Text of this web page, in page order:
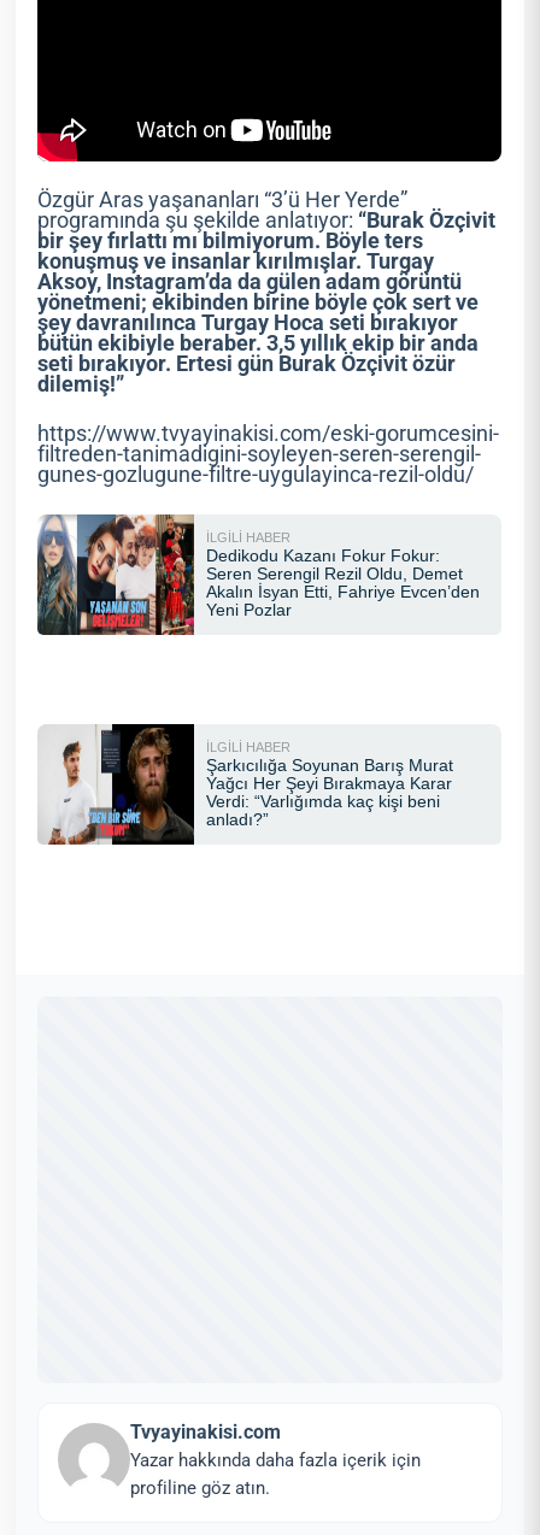
Özgür Aras yaşananları “3’ü Her Yerde”
programında şu şekilde anlatıyor: “Burak Özçivit
bir şey fırlattı mı bilmiyorum. Böyle ters
konuşmuş ve insanlar kırılmışlar. Turgay
Aksoy, Instagram’da da gülen adam görüntü
yönetmeni; ekibinden birine böyle çok sert ve
şey davranılınca Turgay Hoca seti bırakıyor
bütün ekibiyle beraber. 3,5 yıllık ekip bir anda
seti bırakıyor. Ertesi gün Burak Özçivit özür
dilemiş!”
https://www.tvyayinakisi.com/eski-gorumcesini-
filtreden-tanimadigini-soyleyen-seren-serengil-
gunes-gozlugune-filtre-uygulayinca-rezil-oldu/
Tvyayinakisi.com
Yazar hakkında daha fazla içerik için
profiline göz atın.